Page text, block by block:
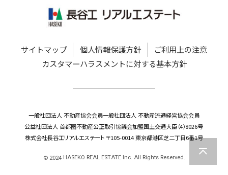
サイトマップ 個人情報保護方針
ご利用上の注意
カスタマーハラスメントに対する基本方針
一般社団法人 不動産協会会員一般社団法人 不動産流通経営協会会員
公益社団法人 首都圏不動産公正取引協議会加盟国土交通大臣（4）8026号
株式会社長谷工リアルエステート 〒105-0014 東京都港区芝二丁目6番1号
© 2024HASEKO REAL ESTATE Inc. All Rights Reserved.